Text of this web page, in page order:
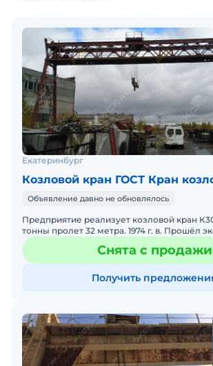
Екатеринбург
Козловой кран ГОСТ Кран
Объявление давно не обновлялось
Предприятие реализует козловой кран
тонны пролет 32 метра. 1974 г. в. Прошёл
промышленной безопасности 02.07.2020.
экс
Снята с продажи
Получить